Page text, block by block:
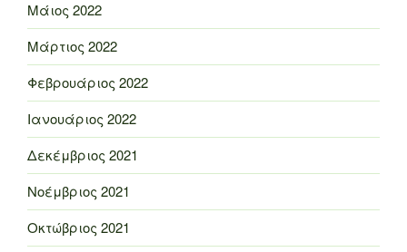
Μάιος 2022
Μάρτιος 2022
Φεβρουάριος 2022
Ιανουάριος 2022
Δεκέμβριος 2021
Νοέμβριος 2021
Οκτώβριος 2021